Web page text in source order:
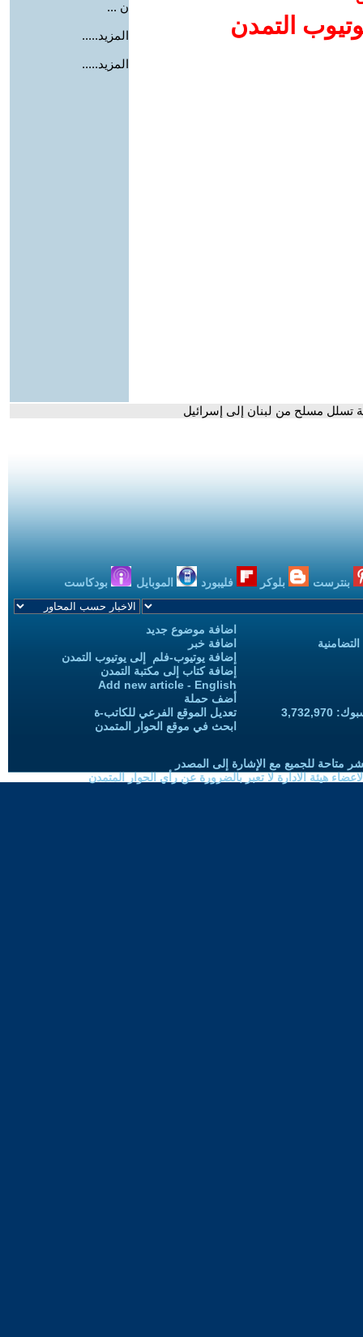
التمدن
ن ...
المزيد.....
المزيد.....
تسلل مسلح من لبنان إلى إسرائيل
بنترست بلوكر فليبورد الموبايل بودكاست
اضافة موضوع جديد
اضافة خبر
إضافة يوتيوب-فلم إلى يوتيوب التمدن
إضافة كتاب إلى مكتبة التمدن
Add new article - English
أضف حملة
تعديل الموقع الفرعي للكاتب-ة
ابحث في موقع الحوار المتمدن
متاحة للجميع مع الإشارة إلى المصدر
هيئة الادارة لا تعبر بالضرورة عن رأي الحوار المتمدن